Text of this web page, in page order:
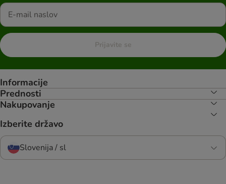
Prijavite se
Informacije
Prednosti
Nakupovanje
Izberite državo
Slovenija / sl